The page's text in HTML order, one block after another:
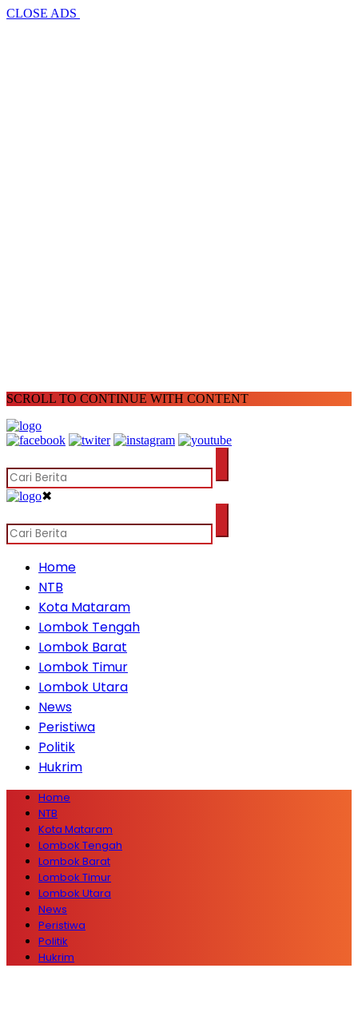
CLOSE ADS
SCROLL TO CONTINUE WITH CONTENT
✖
Home
NTB
Kota Mataram
Lombok Tengah
Lombok Barat
Lombok Timur
Lombok Utara
News
Peristiwa
Politik
Hukrim
Home
NTB
Kota Mataram
Lombok Tengah
Lombok Barat
Lombok Timur
Lombok Utara
News
Peristiwa
Politik
Hukrim